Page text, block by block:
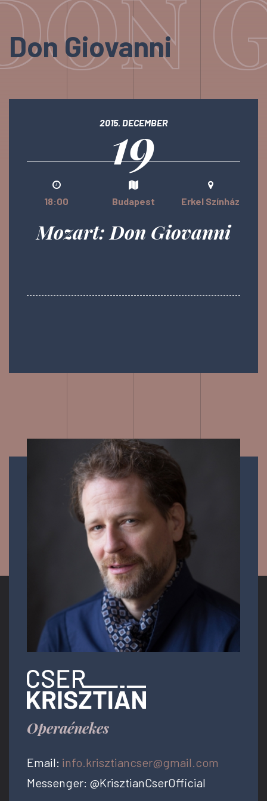
Don Giovanni
2015. DECEMBER
19
18:00 Budapest Erkel Színház
Mozart: Don Giovanni
Operaénekes
Email: info.krisztiancser@gmail.com
Messenger: @KrisztianCserOfficial